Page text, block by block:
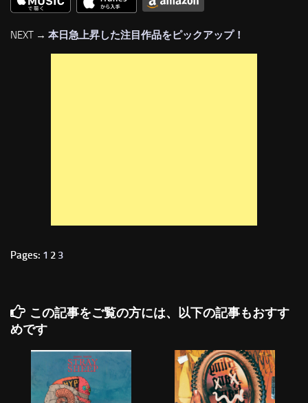
NEXT → 本日急上昇した注目作品をピックアップ！
Pages: 1 2 3
この記事をご覧の方には、以下の記事もおすす
めです